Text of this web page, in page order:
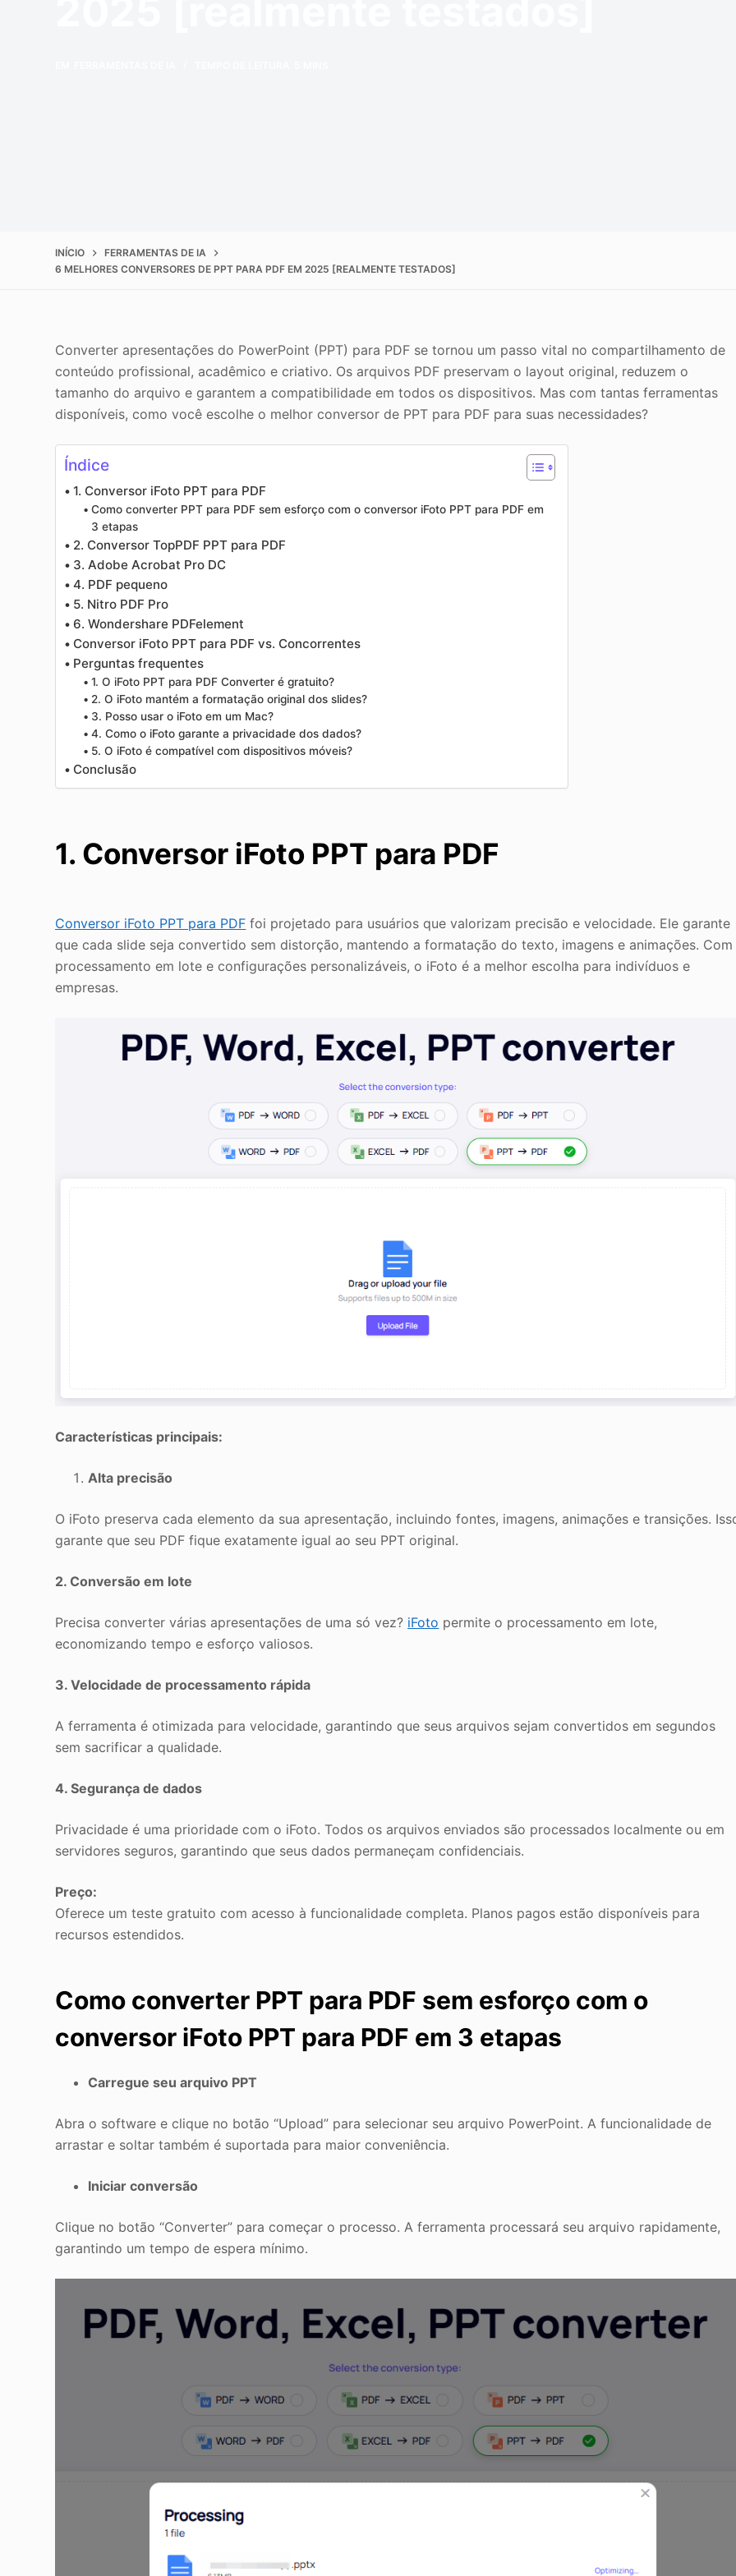
INÍCIO
FERRAMENTAS DE IA
6 MELHORES CONVERSORES DE PPT PARA PDF EM 2025 [REALMENTE TESTADOS]
Converter apresentações do PowerPoint (PPT) para PDF se tornou um passo vital no compartilhamento de
conteúdo profissional, acadêmico e criativo. Os arquivos PDF preservam o layout original, reduzem o
tamanho do arquivo e garantem a compatibilidade em todos os dispositivos. Mas com tantas ferramentas
disponíveis, como você escolhe o melhor conversor de PPT para PDF para suas necessidades?
Índice
1. Conversor iFoto PPT para PDF
Como converter PPT para PDF sem esforço com o conversor iFoto PPT para PDF em
3 etapas
2. Conversor TopPDF PPT para PDF
3. Adobe Acrobat Pro DC
4. PDF pequeno
5. Nitro PDF Pro
6. Wondershare PDFelement
Conversor iFoto PPT para PDF vs. Concorrentes
Perguntas frequentes
1. O iFoto PPT para PDF Converter é gratuito?
2. O iFoto mantém a formatação original dos slides?
3. Posso usar o iFoto em um Mac?
4. Como o iFoto garante a privacidade dos dados?
5. O iFoto é compatível com dispositivos móveis?
Conclusão
1. Conversor iFoto PPT para PDF
Conversor iFoto PPT para PDF foi projetado para usuários que valorizam precisão e velocidade. Ele garante
que cada slide seja convertido sem distorção, mantendo a formatação do texto, imagens e animações. Com
processamento em lote e configurações personalizáveis, o iFoto é a melhor escolha para indivíduos e
empresas.
Características principais:
Alta precisão
O iFoto preserva cada elemento da sua apresentação, incluindo fontes, imagens, animações e transições.
garante que seu PDF fique exatamente igual ao seu PPT original.
2. Conversão em lote
Precisa converter várias apresentações de uma só vez? iFoto permite o processamento em lote,
economizando tempo e esforço valiosos.
3. Velocidade de processamento rápida
A ferramenta é otimizada para velocidade, garantindo que seus arquivos sejam convertidos em segundos
sem sacrificar a qualidade.
4. Segurança de dados
Privacidade é uma prioridade com o iFoto. Todos os arquivos enviados são processados localmente ou em
servidores seguros, garantindo que seus dados permaneçam confidenciais.
Preço:
Oferece um teste gratuito com acesso à funcionalidade completa. Planos pagos estão disponíveis para
recursos estendidos.
Como converter PPT para PDF sem esforço com o
conversor iFoto PPT para PDF em 3 etapas
Carregue seu arquivo PPT
Abra o software e clique no botão “Upload” para selecionar seu arquivo PowerPoint. A funcionalidade de
arrastar e soltar também é suportada para maior conveniência.
Iniciar conversão
Clique no botão “Converter” para começar o processo. A ferramenta processará seu arquivo rapidamente,
garantindo um tempo de espera mínimo.